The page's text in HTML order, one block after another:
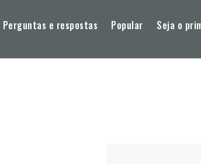
Perguntas e respostas Popular Seja o